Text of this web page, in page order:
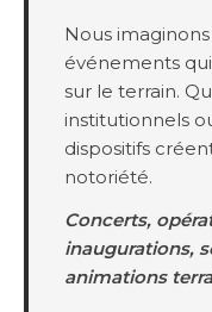
Nous
événements
sur le terrain.
institutionnels
dispositifs
notoriété.
Concerts,
inaugurations,
animations